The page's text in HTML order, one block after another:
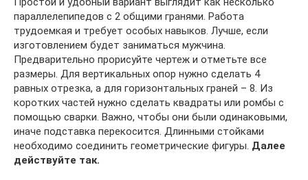
параллелепипедов с 2 общими гранями. Работа
трудоемкая и требует особых навыков. Лучше, если
изготовлением будет заниматься мужчина.
Предварительно прорисуйте чертеж и отметьте все
размеры. Для вертикальных опор нужно сделать 4
равных отрезка, а для горизонтальных граней – 8. Из
коротких частей нужно сделать квадраты или ромбы с
помощью сварки. Важно, чтобы они были одинаковыми,
иначе подставка перекосится. Длинными стойками
необходимо соединить геометрические фигуры. Далее
действуйте так.